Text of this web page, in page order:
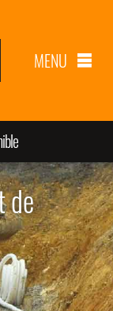
MENU
de